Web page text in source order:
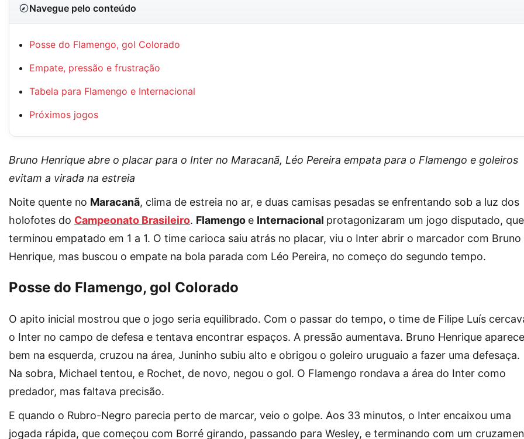
Navegue pelo conteúdo
Posse do Flamengo, gol Colorado
Empate, pressão e frustração
Tabela para Flamengo e Internacional
Próximos jogos
Bruno Henrique abre o placar para o Inter no Maracanã, Léo Pereira empata para o Flamengo e goleiros
evitam a virada na estreia
Noite quente no Maracanã, clima de estreia no ar, e duas camisas pesadas se enfrentando sob a luz dos
holofotes do Campeonato Brasileiro. Flamengo e Internacional protagonizaram um jogo disputado, que
terminou empatado em 1 a 1. O time carioca saiu atrás no placar, viu o Inter abrir o marcador com Bruno
Henrique, mas buscou o empate na bola parada com Léo Pereira, no começo do segundo tempo.
Posse do Flamengo, gol Colorado
O apito inicial mostrou que o jogo seria equilibrado. Com o passar do tempo, o time de Filipe Luís
o Inter no campo de defesa e tentava encontrar espaços. A pressão aumentava. Bruno Henrique
bem na esquerda, cruzou na área, Juninho subiu alto e obrigou o goleiro uruguaio a fazer uma defesaça.
Na sobra, Michael tentou, e Rochet, de novo, negou o gol. O Flamengo rondava a área do Inter como
predador, mas faltava precisão.
E quando o Rubro-Negro parecia perto de marcar, veio o golpe. Aos 33 minutos, o Inter encaixou uma
jogada rápida, que começou com Borré girando, passando para Wesley, e terminando com um